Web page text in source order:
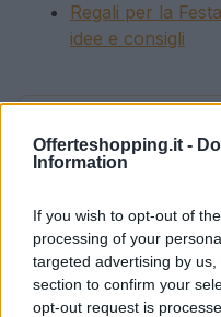
Offerteshopping.it -
Information
If you wish to opt-out of
processing of your
targeted advertising by
section to confirm your
opt-out request is
Regali per la
idee e consigli
Rossana